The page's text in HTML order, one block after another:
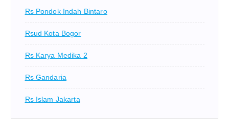
Rs Pondok Indah Bintaro
Rsud Kota Bogor
Rs Karya Medika 2
Rs Gandaria
Rs Islam Jakarta